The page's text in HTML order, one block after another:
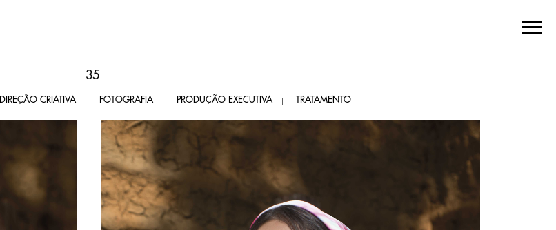
35
DIREÇÃO CRIATIVA FOTOGRAFIA PRODUÇÃO EXECUTIVA TRATAMENTO